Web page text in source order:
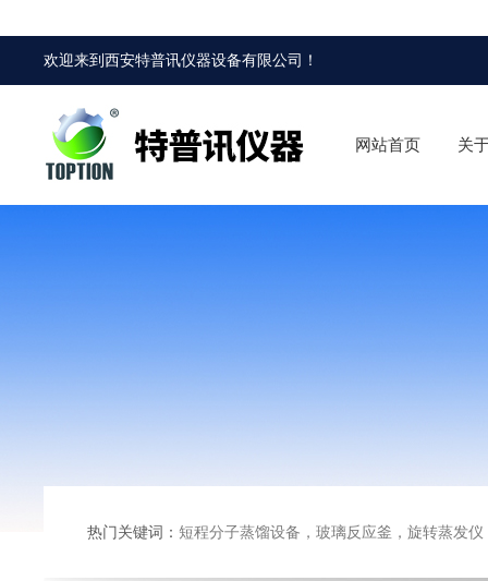
欢迎来到西安特普讯仪器设备有限公司 ！
网站首页 关
热门关键词： 短程分子蒸馏设备，玻璃反应釜，旋转蒸发